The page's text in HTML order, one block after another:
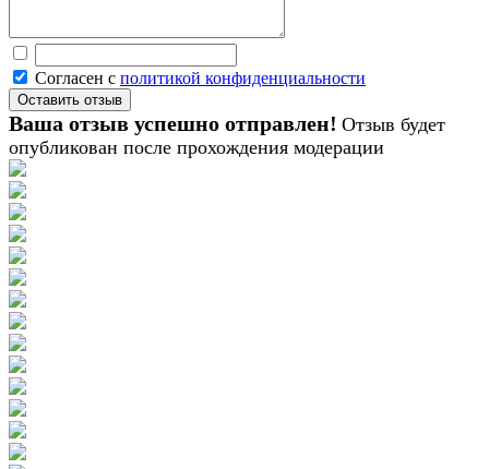
Согласен с политикой конфиденциальности
Ваша отзыв успешно отправлен! Отзыв будет
опубликован после прохождения модерации